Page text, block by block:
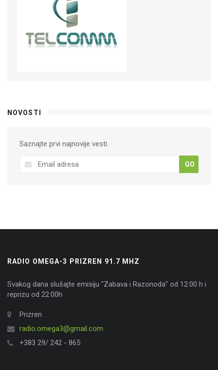
NOVOSTI
Saznajte prvi najnovije vesti.
GO
RADIO OMEGA-3 PRIZREN 91.7 MHZ
Svakog dana slušajte emisiju "Zabava i Razonoda" od 12:00 h i
reprizu od 22:00h
Prizren
radio.omega3@gmail.com
+383 29/ 242 - 865